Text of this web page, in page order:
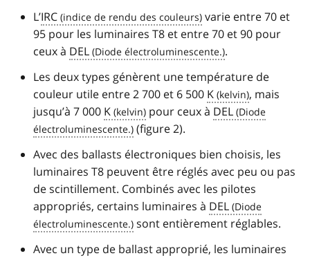
L’IRC
varie entre 70 et
95 pour les luminaires T8 et entre 70 et 90 pour
ceux à DEL
.
Les deux types génèrent une température de
couleur utile entre 2 700 et 6 500 K
, mais
jusqu’à 7 000 K pour ceux à DEL
(figure 2).
Avec des ballasts électroniques bien choisis, les
luminaires T8 peuvent être réglés avec peu ou pas
de scintillement. Combinés avec les pilotes
appropriés, certains luminaires à DEL
sont entièrement réglables.
Avec un type de ballast approprié, les luminaires